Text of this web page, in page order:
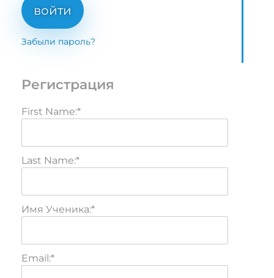
войти
Забыли пароль?
Регистрация
First Name:*
Last Name:*
Имя Ученика:*
Email:*